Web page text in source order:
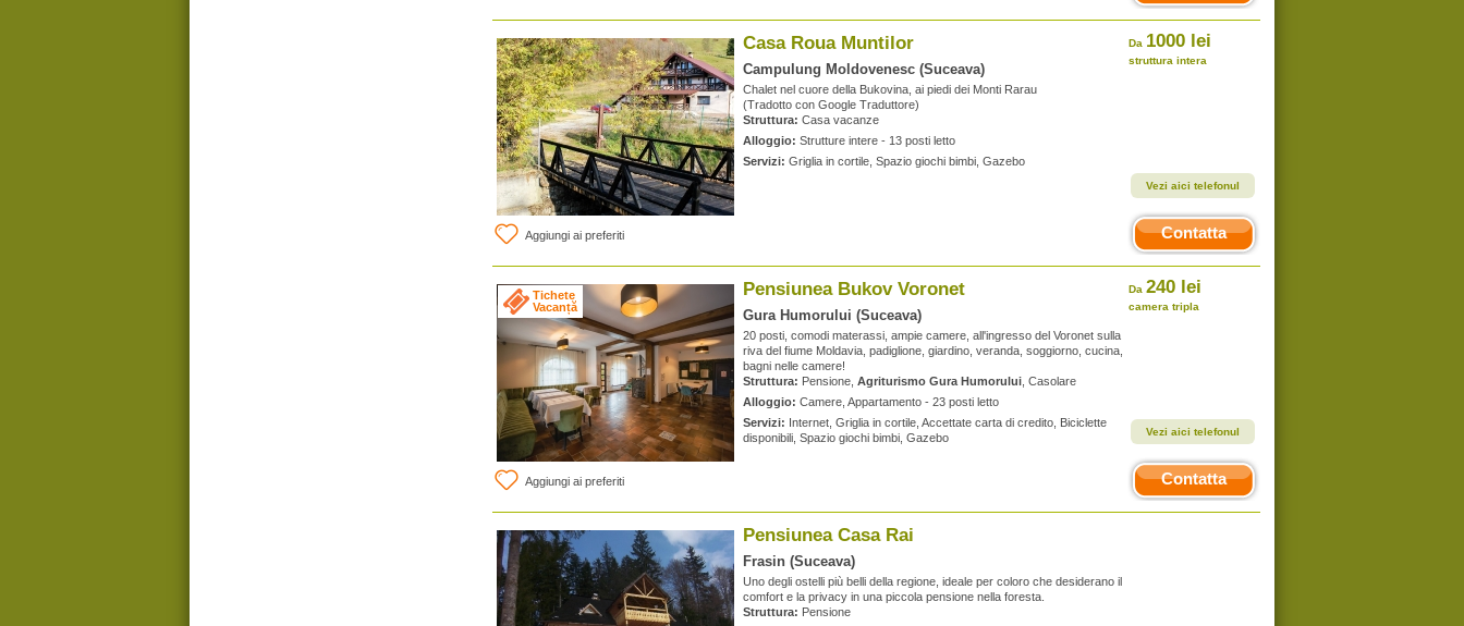
Aggiungi ai preferiti
Casa Roua Muntilor
Campulung Moldovenesc (Suceava)
Chalet nel cuore della Bukovina, ai piedi dei Monti Rarau
(Tradotto con Google Traduttore)
Struttura: Casa vacanze
Alloggio: Strutture intere - 13 posti letto
Servizi: Griglia in cortile, Spazio giochi bimbi, Gazebo
Da 1000 lei
struttura intera
Vezi aici telefonul
Contatta
Tichete
Vacanță
Aggiungi ai preferiti
Pensiunea Bukov Voronet
Gura Humorului (Suceava)
20 posti, comodi materassi, ampie camere, all'ingresso del Voronet sulla
riva del fiume Moldavia, padiglione, giardino, veranda, soggiorno, cucina,
bagni nelle camere!
Struttura: Pensione, Agriturismo Gura Humorului , Casolare
Alloggio: Camere, Appartamento - 23 posti letto
Servizi: Internet, Griglia in cortile, Accettate carta di credito, Biciclette
disponibili, Spazio giochi bimbi, Gazebo
Da 240 lei
camera tripla
Vezi aici telefonul
Contatta
Pensiunea Casa Rai
Frasin (Suceava)
Uno degli ostelli più belli della regione, ideale per coloro che desiderano il
comfort e la privacy in una piccola pensione nella foresta.
Struttura: Pensione